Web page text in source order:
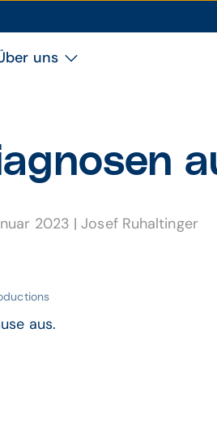
uns
2023 |Josef Ruhaltinger
aus.